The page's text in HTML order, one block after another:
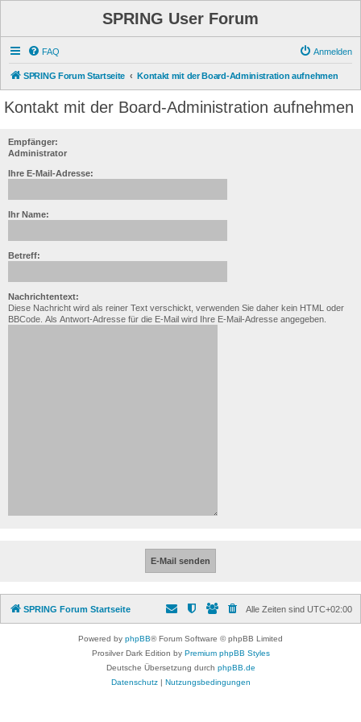
SPRING User Forum
FAQ Anmelden
SPRING Forum Startseite Kontakt mit der Board-Administration aufnehmen
Kontakt mit der Board-Administration aufnehmen
Empfänger:
Administrator
Ihre E-Mail-Adresse:
Ihr Name:
Betreff:
Nachrichtentext:
Diese Nachricht wird als reiner Text verschickt, verwenden Sie daher kein HTML oder
BBCode. Als Antwort-Adresse für die E-Mail wird Ihre E-Mail-Adresse angegeben.
SPRING Forum Startseite Alle Zeiten sind UTC+02:00
Powered by phpBB® Forum Software © phpBB Limited
Prosilver Dark Edition by Premium phpBB Styles
Deutsche Übersetzung durch phpBB.de
Datenschutz| Nutzungsbedingungen